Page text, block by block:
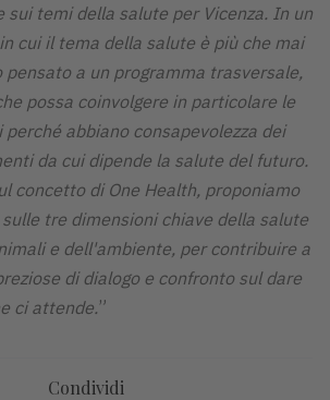
sui temi della salute per Vicenza. In un
cui il tema della salute è più che mai
pensato a un programma trasversale,
possa coinvolgere in particolare le
perché abbiano consapevolezza dei
da cui dipende la salute del futuro.
concetto di One Health, proponiamo
tre dimensioni chiave della salute
e dell'ambiente, per contribuire a
di dialogo e confronto sul dare
ci attende.”
Condividi